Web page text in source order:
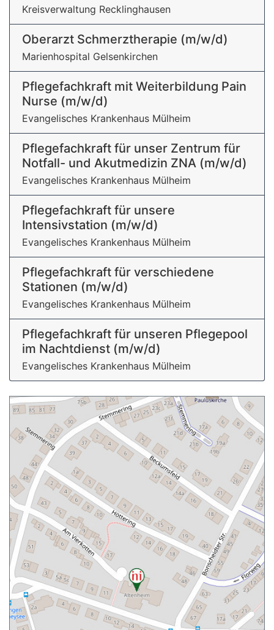
Kreisverwaltung Recklinghausen
Oberarzt Schmerztherapie (m/w/d)
Marienhospital Gelsenkirchen
Pflegefachkraft mit Weiterbildung Pain
Nurse (m/w/d)
Evangelisches Krankenhaus Mülheim
Pflegefachkraft für unser Zentrum für
Notfall- und Akutmedizin ZNA (m/w/d)
Evangelisches Krankenhaus Mülheim
Pflegefachkraft für unsere
Intensivstation (m/w/d)
Evangelisches Krankenhaus Mülheim
Pflegefachkraft für verschiedene
Stationen (m/w/d)
Evangelisches Krankenhaus Mülheim
Pflegefachkraft für unseren Pflegepool
im Nachtdienst (m/w/d)
Evangelisches Krankenhaus Mülheim